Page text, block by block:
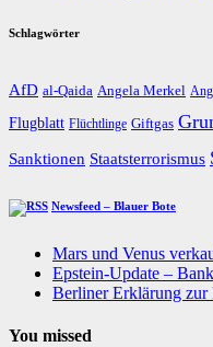
Schlagwörter
AfD al-Qaida Angela Merkel
Flugblatt Flüchtlinge Giftgas
Sanktionen Staatsterrorismus
Newsfeed – Blauer Bote
Mars und Venus
Epstein-Update –
Berliner Erklärung zur
You missed